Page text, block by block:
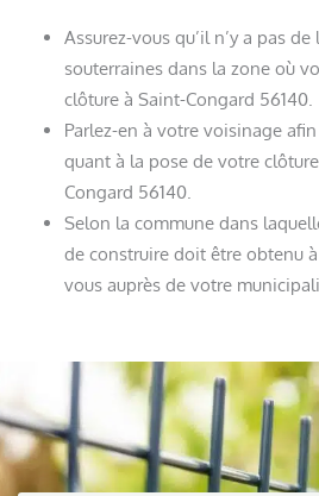
Assurez-vous qu’il n’y a pas
souterraines dans la zone où
clôture à Saint-Congard 56140.
Parlez-en à votre voisinage
quant à la pose de votre
Congard 56140.
Selon la commune dans
de construire doit être obtenu
vous auprès de votre